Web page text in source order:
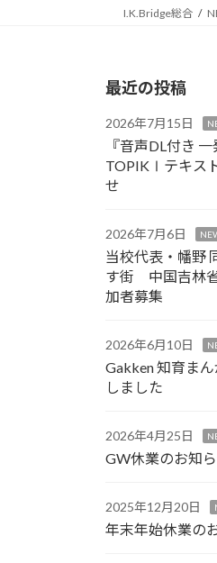
I.K.Bridge総合
最近の投稿
2026年7月15日
『音声DL付き
TOPIKⅠテキス
せ
2026年7月6日
当校代表・幡野
す街 中国吉林
加者募集
2026年6月10日
Gakken 知育ま
しました
2026年4月25日
GW休業のお知
2025年12月20日
年末年始休業の